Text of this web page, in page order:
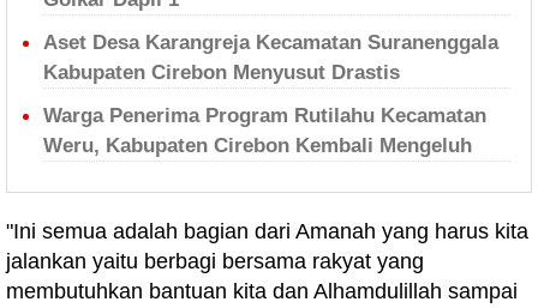
Aset Desa Karangreja Kecamatan Suranenggala
Kabupaten Cirebon Menyusut Drastis
Warga Penerima Program Rutilahu Kecamatan
Weru, Kabupaten Cirebon Kembali Mengeluh
"Ini semua adalah bagian dari Amanah yang harus kita
jalankan yaitu berbagi bersama rakyat yang
membutuhkan bantuan kita dan Alhamdulillah sampai